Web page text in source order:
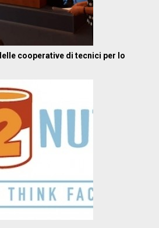
cooperative di tecnici per lo